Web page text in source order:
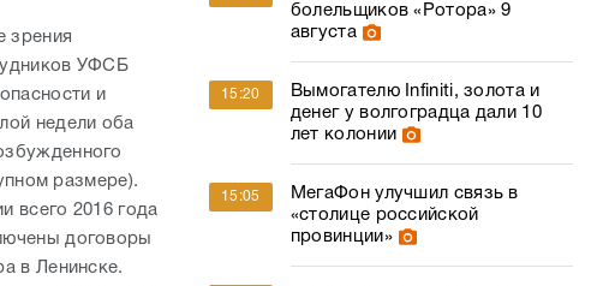
зрения
УФСБ
и
недели оба
размере).
всего 2016 года
договоры
в Ленинске.
болельщиков «Ротора» 9
августа
15:20
Вымогателю Infiniti, золота и
денег у волгоградца дали 10
лет колонии
15:05
МегаФон улучшил связь в
«столице российской
провинции»